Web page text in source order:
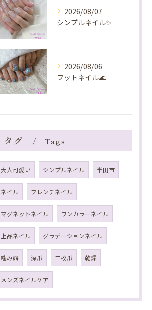
2026/08/07
シンプルネイル✨️
2026/08/06
フットネイル🌊
タグ Tags
大人可愛い シンプルネイル 半田市
ネイル フレンチネイル
マグネットネイル ワンカラーネイル
上品ネイル グラデーションネイル
噛み癖 深爪 二枚爪 乾燥
メンズネイルケア